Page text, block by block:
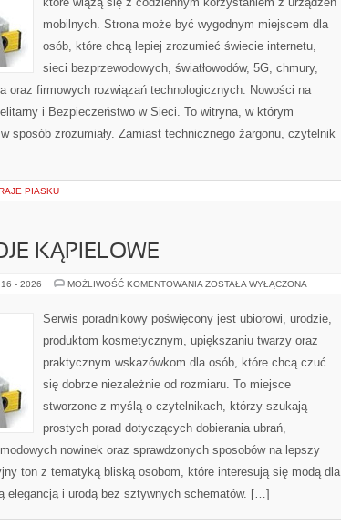
mobilnych. Strona może być wygodnym miejscem dla
osób, które chcą lepiej zrozumieć świecie internetu,
sieci bezprzewodowych, światłowodów, 5G, chmury,
oraz firmowych rozwiązań technologicznych. Nowości na
i Bezpieczeństwo w Sieci. To witryna, w którym
sposób zrozumiały. Zamiast technicznego żargonu, czytelnik
PIASKU
KĄPIELOWE
- 2026 MOŻLIWOŚĆ KOMENTOWANIA BIELIZNA
KĄPIELOWE
ZOSTAŁA WYŁĄCZONA
Serwis poradnikowy poświęcony jest ubiorowi, urodzie,
produktom kosmetycznym, upiększaniu twarzy oraz
praktycznym wskazówkom dla osób, które chcą czuć
się dobrze niezależnie od rozmiaru. To miejsce
stworzone z myślą o czytelnikach, którzy szukają
prostych porad dotyczących dobierania ubrań,
nowinek oraz sprawdzonych sposobów na lepszy
ton z tematyką bliską osobom, które interesują się modą dla
elegancją i urodą bez sztywnych schematów. […]